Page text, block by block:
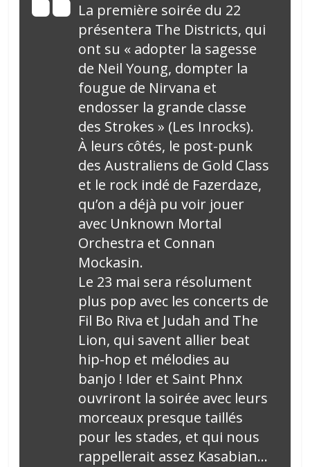
La première soirée du 22
présentera The Districts, qui
ont su « adopter la sagesse
de Neil Young, dompter la
fougue de Nirvana et
endosser la grande classe
des Strokes » (Les Inrocks).
À leurs côtés, le post-punk
des Australiens de Gold Class
et le rock indé de Fazerdaze,
qu’on a déjà pu voir jouer
avec Unknown Mortal
Orchestra et Connan
Mockasin.
Le 23 mai sera résolument
plus pop avec les concerts de
Fil Bo Riva et Judah and The
Lion, qui savent allier beat
hip-hop et mélodies au
banjo ! Ider et Saint Phnx
ouvriront la soirée avec leurs
morceaux presque taillés
pour les stades, et qui nous
rappellerait assez Kasabian…